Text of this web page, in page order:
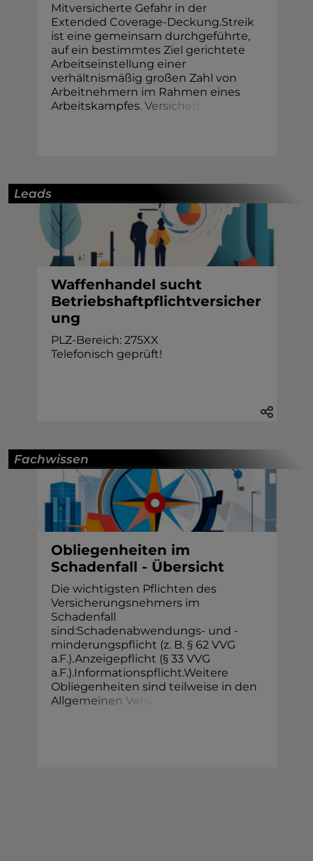
Mitversicherte Gefahr in der
Extended Coverage-Deckung.Streik
ist eine gemeinsam durchgeführte,
auf ein bestimmtes Ziel gerichtete
Arbeitseinstellung einer
verhältnismäßig großen Zahl von
Arbeitnehmern im Rahmen eines
Arbeitskampfes. Versicher
Leads
Waffenhandel sucht
Betriebshaftpflichtversicher
ung
PLZ-Bereich: 275XX
Telefonisch geprüft!
Fachwissen
Obliegenheiten im
Schadenfall - Übersicht
Die wichtigsten Pflichten des
Versicherungsnehmers im
Schadenfall
sind:Schadenabwendungs- und -
minderungspflicht (z. B. § 62 VVG
a.F.).Anzeigepflicht (§ 33 VVG
a.F.).Informationspflicht.Weitere
Obliegenheiten sind teilweise in den
Allgemeinen Ver